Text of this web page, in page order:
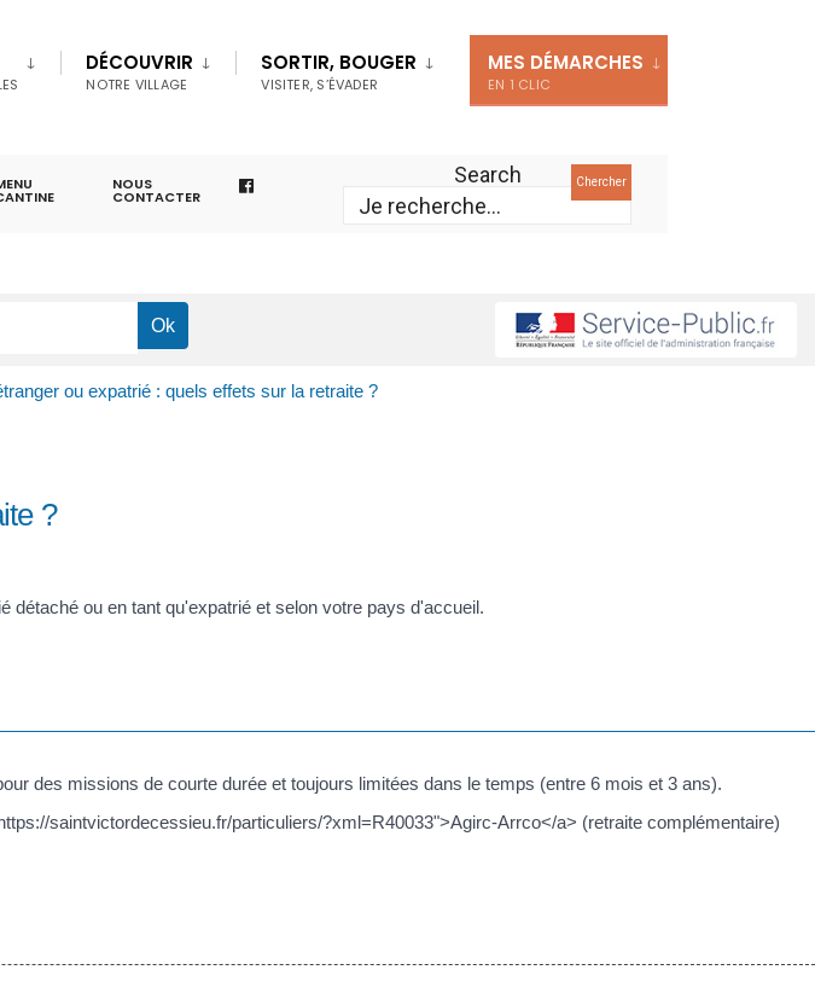
DÉCOUVRIR
NOTRE VILLAGE
SORTIR, BOUGER
VISITER, S’ÉVADER
MES DÉMARCHES
EN 1 CLIC
NOUS
CONTACTER
Search Chercher
ou expatrié : quels effets sur la retraite ?
?
détaché ou en tant qu'expatrié et selon votre pays d'accueil.
des missions de courte durée et toujours limitées dans le temps (entre 6 mois et 3 ans).
saintvictordecessieu.fr/particuliers/?xml=R40033">Agirc-Arrco</a> (retraite complémentaire)